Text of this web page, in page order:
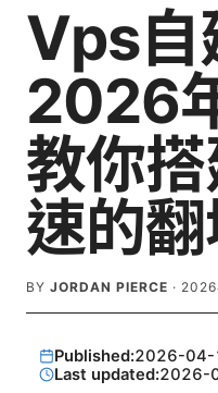
Vps自
2026
教你
速的
BY JORDAN PIERCE · 2026
Published:2026-04-
Last updated:2026-